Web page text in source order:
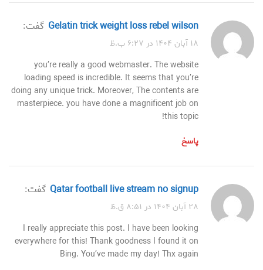
gelatin trick weight loss rebel wilson گفت:
۱۸ آبان ۱۴۰۴ در ۶:۲۷ ب.ظ
you’re really a good webmaster. The website
loading speed is incredible. It seems that you’re
doing any unique trick. Moreover, The contents are
masterpiece. you have done a magnificent job on
this topic!
پاسخ
qatar football live stream no signup گفت:
۲۸ آبان ۱۴۰۴ در ۸:۵۱ ق.ظ
I really appreciate this post. I have been looking
everywhere for this! Thank goodness I found it on
Bing. You’ve made my day! Thx again